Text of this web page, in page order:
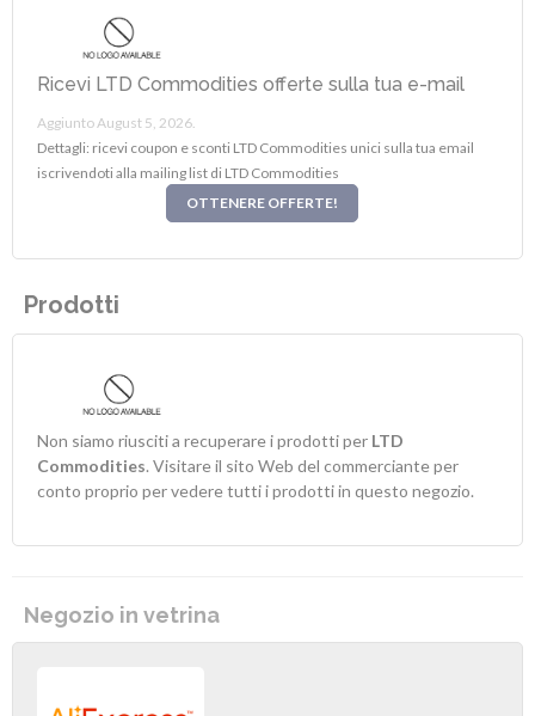
Ricevi LTD Commodities offerte sulla tua e-mail
Aggiunto August 5, 2026.
Dettagli: ricevi coupon e sconti LTD Commodities unici sulla tua email
iscrivendoti alla mailing list di LTD Commodities
OTTENERE OFFERTE!
Prodotti
Non siamo riusciti a recuperare i prodotti per LTD
Commodities. Visitare il sito Web del commerciante per
conto proprio per vedere tutti i prodotti in questo negozio.
Negozio in vetrina